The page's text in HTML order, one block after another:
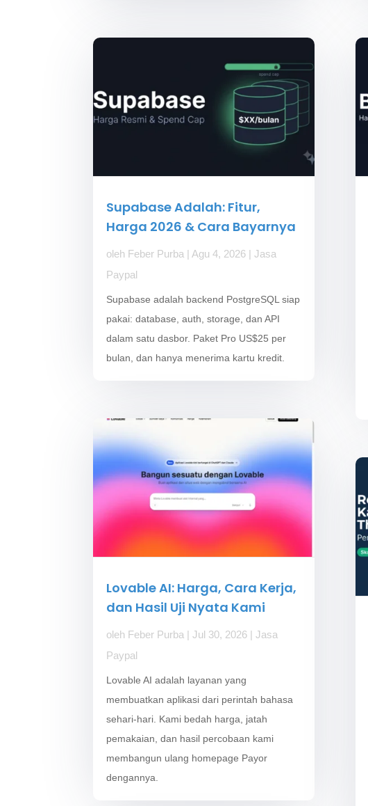
Supabase Adalah: Fitur,
Harga 2026 & Cara Bayarnya
oleh Feber Purba | Agu 4, 2026 |Jasa
Paypal
Supabase adalah backend PostgreSQL siap
pakai: database, auth, storage, dan API
dalam satu dasbor. Paket Pro US$25 per
bulan, dan hanya menerima kartu kredit.
Lovable AI: Harga, Cara Kerja,
dan Hasil Uji Nyata Kami
oleh Feber Purba |Jul 30, 2026 |Jasa
Paypal
Lovable AI adalah layanan yang
membuatkan aplikasi dari perintah bahasa
sehari-hari. Kami bedah harga, jatah
pemakaian, dan hasil percobaan kami
membangun ulang homepage Payor
dengannya.